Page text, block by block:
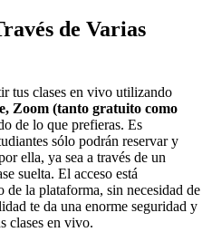
de Varias
tus clases en vivo utilizando
Zoom (tanto gratuito como
de lo que prefieras. Es
sólo podrán reservar y
ella, ya sea a través de un
suelta. El acceso está
de la plataforma, sin necesidad de
te da una enorme seguridad y
clases en vivo.